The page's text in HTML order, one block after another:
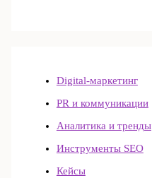
Digital-маркетинг
PR и коммуникации
Аналитика и тренды
Инструменты SEO
Кейсы